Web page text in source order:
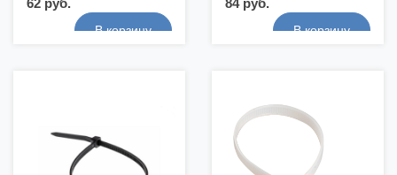
62 руб. 84 руб.